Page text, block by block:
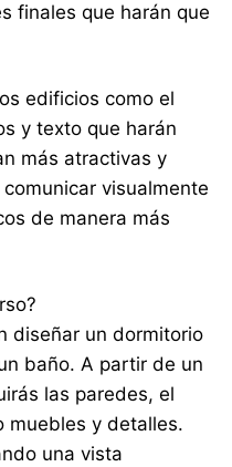
finales que harán que
edificios como el
y texto que harán
más atractivas y
visualmente
de manera más
diseñar un dormitorio
baño. A partir de un
las paredes, el
muebles y detalles.
una vista